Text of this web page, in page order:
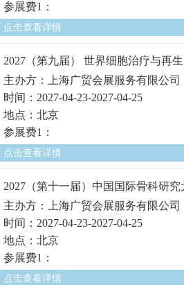
参展费1：
点击查看详情
2027（第九届） 世界细胞治疗与再
主办方：上海广贸会展服务有限公司
时间：2027-04-23-2027-04-25
地点：北京
参展费1：
点击查看详情
2027（第十一届）中国国际骨科研
主办方：上海广贸会展服务有限公司
时间：2027-04-23-2027-04-25
地点：北京
参展费1：
点击查看详情